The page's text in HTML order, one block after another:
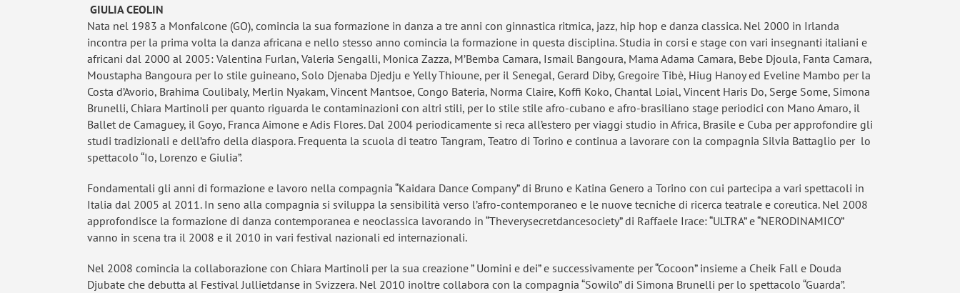
GIULIA CEOLIN
Nata nel 1983 a Monfalcone (GO), comincia la sua formazione in danza a tre anni con ginnastica ritmica, jazz, hip hop e danza classica. Nel 2000 in Irlanda
incontra per la prima volta la danza africana e nello stesso anno comincia la formazione in questa disciplina. Studia in corsi e stage con vari insegnanti italiani e
africani dal 2000 al 2005: Valentina Furlan, Valeria Sengalli, Monica Zazza, M’Bemba Camara, Ismail Bangoura, Mama Adama Camara, Bebe Djoula, Fanta Camara,
Moustapha Bangoura per lo stile guineano, Solo Djenaba Djedju e Yelly Thioune, per il Senegal, Gerard Diby, Gregoire Tibè, Hiug Hanoy ed Eveline Mambo per la
Costa d’Avorio, Brahima Coulibaly, Merlin Nyakam, Vincent Mantsoe, Congo Bateria, Norma Claire, Koffi Koko, Chantal Loial, Vincent Haris Do, Serge Some, Simona
Brunelli, Chiara Martinoli per quanto riguarda le contaminazioni con altri stili, per lo stile stile afro-cubano e afro-brasiliano stage periodici con Mano Amaro, il
Ballet de Camaguey, il Goyo, Franca Aimone e Adis Flores. Dal 2004 periodicamente si reca all’estero per viaggi studio in Africa, Brasile e Cuba per approfondire gli
studi tradizionali e dell’afro della diaspora. Frequenta la scuola di teatro Tangram, Teatro di Torino e continua a lavorare con la compagnia Silvia Battaglio per lo
spettacolo “Io, Lorenzo e Giulia”.
Fondamentali gli anni di formazione e lavoro nella compagnia “Kaidara Dance Company” di Bruno e Katina Genero a Torino con cui partecipa a vari spettacoli in
Italia dal 2005 al 2011. In seno alla compagnia si sviluppa la sensibilità verso l’afro-contemporaneo e le nuove tecniche di ricerca teatrale e coreutica. Nel 2008
approfondisce la formazione di danza contemporanea e neoclassica lavorando in “Theverysecretdancesociety” di Raffaele Irace: “ULTRA” e “NERODINAMICO”
vanno in scena tra il 2008 e il 2010 in vari festival nazionali ed internazionali.
Nel 2008 comincia la collaborazione con Chiara Martinoli per la sua creazione ” Uomini e dei” e successivamente per “Cocoon” insieme a Cheik Fall e Douda
Djubate che debutta al Festival Jullietdanse in Svizzera. Nel 2010 inoltre collabora con la compagnia “Sowilo” di Simona Brunelli per lo spettacolo “Guarda”.